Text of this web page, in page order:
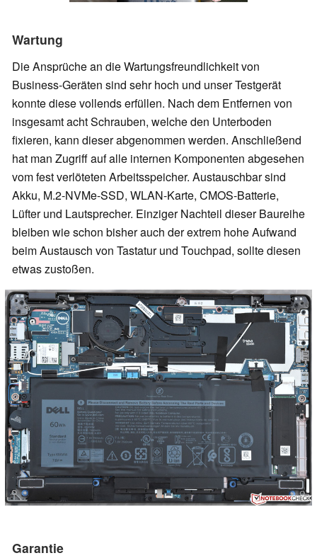
Wartung
Die Ansprüche an die Wartungsfreundlichkeit von
Business-Geräten sind sehr hoch und unser Testgerät
konnte diese vollends erfüllen. Nach dem Entfernen von
insgesamt acht Schrauben, welche den Unterboden
fixieren, kann dieser abgenommen werden. Anschließend
hat man Zugriff auf alle internen Komponenten abgesehen
vom fest verlöteten Arbeitsspeicher. Austauschbar sind
Akku, M.2-NVMe-SSD, WLAN-Karte, CMOS-Batterie,
Lüfter und Lautsprecher. Einziger Nachteil dieser Baureihe
bleiben wie schon bisher auch der extrem hohe Aufwand
beim Austausch von Tastatur und Touchpad, sollte diesen
etwas zustoßen.
Garantie